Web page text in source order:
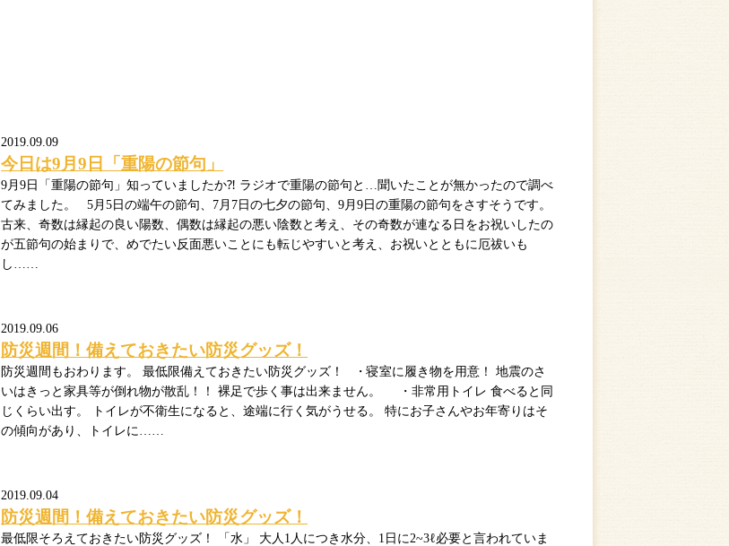
2019.09.09
今日は9月9日「重陽の節句」
9月9日「重陽の節句」知っていましたか⁈ ラジオで重陽の節句と…聞いたことが無かったので調べ
てみました。 5月5日の端午の節句、7月7日の七夕の節句、9月9日の重陽の節句をさすそうです。
古来、奇数は縁起の良い陽数、偶数は縁起の悪い陰数と考え、その奇数が連なる日をお祝いしたの
が五節句の始まりで、めでたい反面悪いことにも転じやすいと考え、お祝いとともに厄祓いも
し……
2019.09.06
防災週間！備えておきたい防災グッズ！
防災週間もおわります。 最低限備えておきたい防災グッズ！ ・寝室に履き物を用意！ 地震のさ
いはきっと家具等が倒れ物が散乱！！ 裸足で歩く事は出来ません。 ・非常用トイレ 食べると同
じくらい出す。 トイレが不衛生になると、途端に行く気がうせる。 特にお子さんやお年寄りはそ
の傾向があり、トイレに……
2019.09.04
防災週間！備えておきたい防災グッズ！
最低限そろえておきたい防災グッズ！ 「水」 大人1人につき水分、1日に2~3ℓ必要と言われていま